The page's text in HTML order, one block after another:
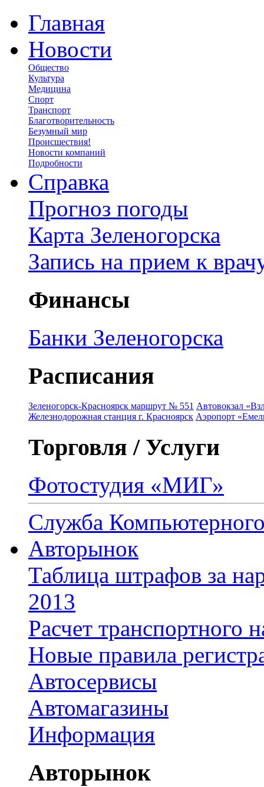
Главная
Новости
Общество
Культура
Медицина
Спорт
Транспорт
Благотворительность
Безумный мир
Происшествия!
Новости компаний
Подробности
Справка
Прогноз погоды
Карта Зеленогорска
Запись на прием к
Финансы
Банки Зеленогорска
Расписания
Зеленогорск-Красноярск маршрут № 551 Автовокзал
Железнодорожная станция г. Красноярск Аэропорт
Торговля / Услуги
Фотостудия «МИГ»
Служба
Авторынок
Таблица штрафов за
2013
Расчет транспортного
Новые правила
Автосервисы
Автомагазины
Информация
Авторынок